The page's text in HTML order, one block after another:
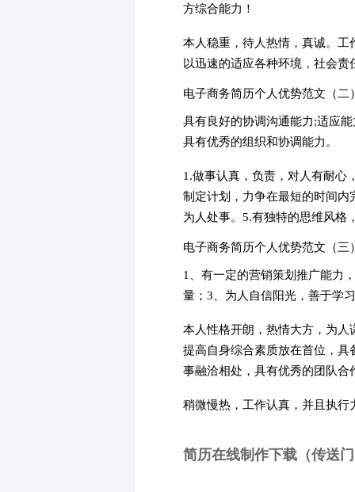
方综合能力！
本人稳重，待人热情，真诚。
以迅速的适应各种环境，社会
电子商务简历个人优势范文（二
具有良好的协调沟通能力;适应
具有优秀的组织和协调能力。
1.做事认真，负责，对人有耐心
制定计划，力争在最短的时间
为人处事。5.有独特的思维风格
电子商务简历个人优势范文（三
1、有一定的营销策划推广能力
量；3、为人自信阳光，善于学
本人性格开朗，热情大方，为
提高自身综合素质放在首位，
事融洽相处，具有优秀的团队合
稍微慢热，工作认真，并且执
简历在线制作下载（传送